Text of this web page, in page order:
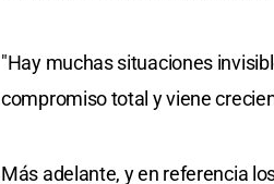
"Hay muchas situaciones
compromiso total y viene
Más adelante, y en referencia